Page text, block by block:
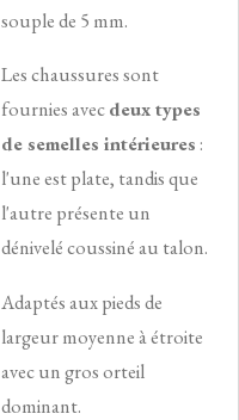
souple de 5 mm.
Les chaussures sont
fournies avecdeux types
de semelles intérieures :
l'une est plate, tandis que
l'autre présente un
dénivelé coussiné au talon.
Adaptés aux pieds de
largeur moyenne à étroite
avec un gros orteil
dominant.